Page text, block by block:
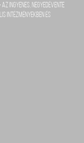
Az ingyenes, negyedévente
intézményekben és